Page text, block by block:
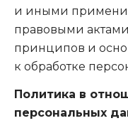
и иными
правовыми
принципов и
к обработке
Политика в
персональных